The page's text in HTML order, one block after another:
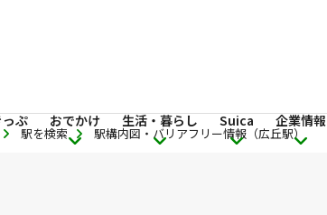
ぷ おでかけ 生活・暮らし Suica 企業情報
駅を検索 駅構内図・バリアフリー情報（広丘駅）